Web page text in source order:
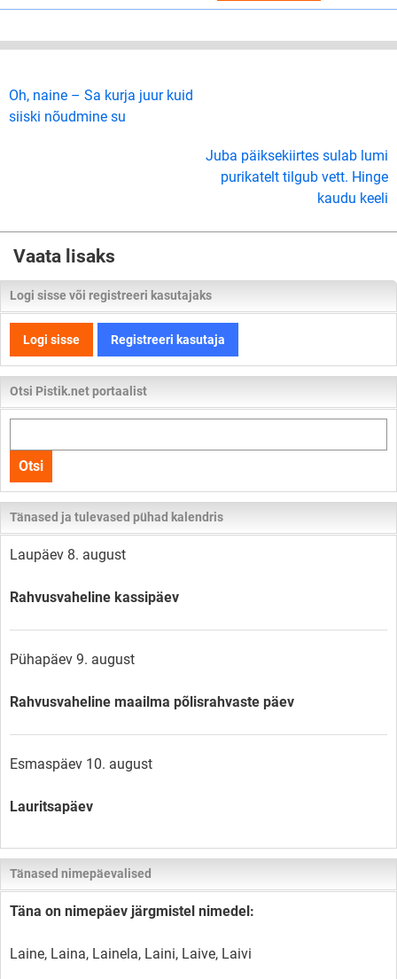
Oh, naine – Sa kurja juur kuid
siiski nõudmine su
Juba päiksekiirtes sulab lumi
purikatelt tilgub vett. Hinge
kaudu keeli
Vaata lisaks
Logi sisse või registreeri kasutajaks
Logi sisse Registreeri kasutaja
Otsi Pistik.net portaalist
kogu
lehelt
Otsi
Tänased ja tulevased pühad kalendris
Laupäev 8. august
Rahvusvaheline kassipäev
Pühapäev 9. august
Rahvusvaheline maailma põlisrahvaste päev
Esmaspäev 10. august
Lauritsapäev
Tänased nimepäevalised
Täna on nimepäev järgmistel nimedel:
Laine, Laina, Lainela, Laini, Laive, Laivi